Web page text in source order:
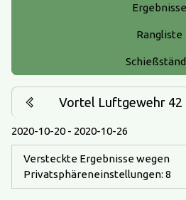
Ergebnisse
Rangliste
Vortel Luftgewehr 42
2020-10-20 - 2020-10-26
Versteckte Ergebnisse wegen
Privatsphäreneinstellungen: 8